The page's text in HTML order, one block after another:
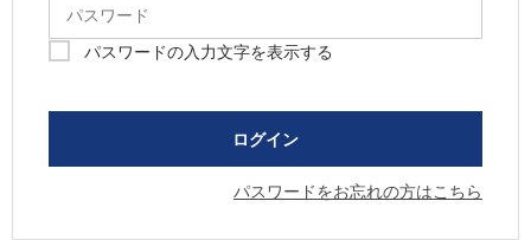
パスワードの入力文字を表示する
パスワードをお忘れの方はこちら